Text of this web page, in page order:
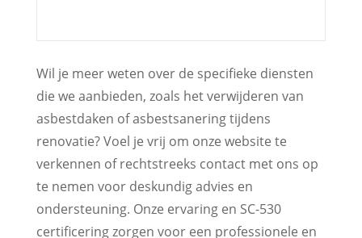
Wil je meer weten over de specifieke diensten
die we aanbieden, zoals het verwijderen van
asbestdaken of asbestsanering tijdens
renovatie? Voel je vrij om onze website te
verkennen of rechtstreeks contact met ons op
te nemen voor deskundig advies en
ondersteuning. Onze ervaring en SC-530
certificering zorgen voor een professionele en